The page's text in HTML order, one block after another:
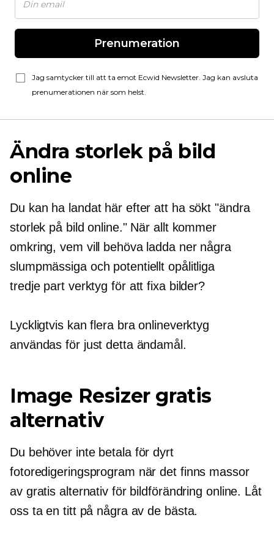
Prenumeration
Jag samtycker till att ta emot Ecwid Newsletter. Jag kan avsluta
prenumerationen när som helst.
Ändra storlek på bild
online
Du kan ha landat här efter att ha sökt "ändra
storlek på bild online." När allt kommer
omkring, vem vill behöva ladda ner några
slumpmässiga och potentiellt opålitliga
tredje partverktyg för att fixa bilder?
Lyckligtvis kan flera bra onlineverktyg
användas för just detta ändamål.
Image Resizer gratis
alternativ
Du behöver inte betala för dyrt
fotoredigeringsprogram när det finns massor
av gratis alternativ för bildförändring online. Låt
oss ta en titt på några av de bästa.